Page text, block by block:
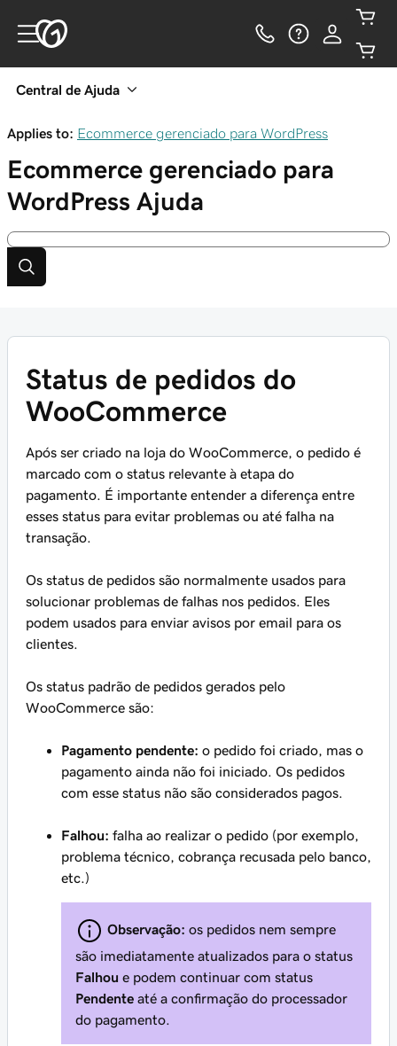
Central de Ajuda
Applies to: Ecommerce gerenciado para WordPress
Ecommerce gerenciado para
WordPress Ajuda
Status de pedidos do
WooCommerce
Após ser criado na loja do WooCommerce, o pedido é
marcado com o status relevante à etapa do
pagamento. É importante entender a diferença entre
esses status para evitar problemas ou até falha na
transação.
Os status de pedidos são normalmente usados para
solucionar problemas de falhas nos pedidos. Eles
podem usados para enviar avisos por email para os
clientes.
Os status padrão de pedidos gerados pelo
WooCommerce são:
Pagamento pendente: o pedido foi criado, mas o
pagamento ainda não foi iniciado. Os pedidos
com esse status não são considerados pagos.
Falhou: falha ao realizar o pedido (por exemplo,
problema técnico, cobrança recusada pelo banco,
etc.)
Observação: os pedidos nem sempre
são imediatamente atualizados para o status
Falhou e podem continuar com status
Pendente até a confirmação do processador
do pagamento.